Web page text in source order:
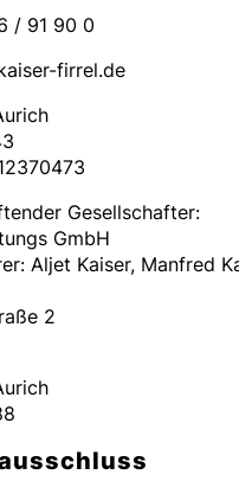
/ 91 90 0
firrel.de
Gesellschafter:
GmbH
Aljet Kaiser, Manfred
2